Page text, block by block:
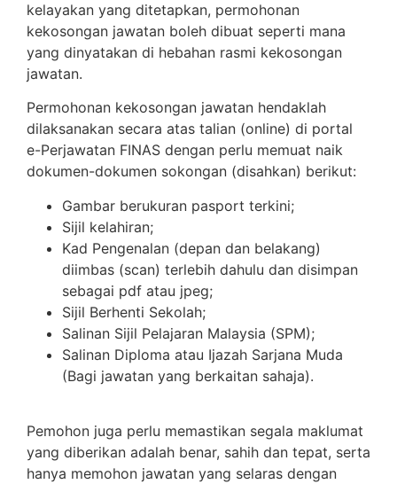
kelayakan yang ditetapkan, permohonan
kekosongan jawatan boleh dibuat seperti mana
yang dinyatakan di hebahan rasmi kekosongan
jawatan.
Permohonan kekosongan jawatan hendaklah
dilaksanakan secara atas talian (online) di portal
e-Perjawatan FINAS dengan perlu memuat naik
dokumen-dokumen sokongan (disahkan) berikut:
Gambar berukuran pasport terkini;
Sijil kelahiran;
Kad Pengenalan (depan dan belakang)
diimbas (scan) terlebih dahulu dan disimpan
sebagai pdf atau jpeg;
Sijil Berhenti Sekolah;
Salinan Sijil Pelajaran Malaysia (SPM);
Salinan Diploma atau Ijazah Sarjana Muda
(Bagi jawatan yang berkaitan sahaja).
Pemohon juga perlu memastikan segala maklumat
yang diberikan adalah benar, sahih dan tepat, serta
hanya memohon jawatan yang selaras dengan